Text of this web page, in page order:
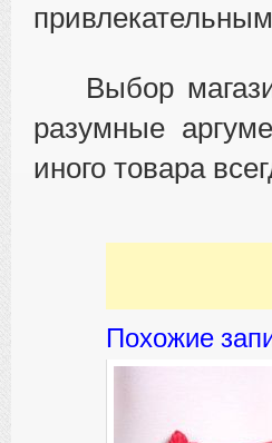
Выбор
разумные
иного товара
Похожие